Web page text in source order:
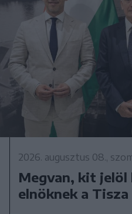
2026. augusztus 08.,
Megvan, kit
elnöknek a